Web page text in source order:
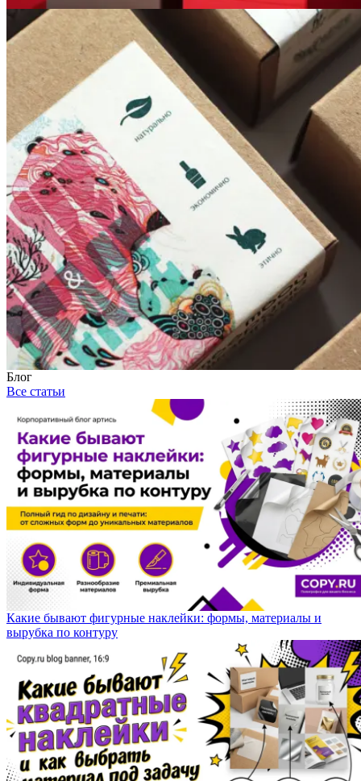
Блог
Все статьи
Какие бывают фигурные наклейки: формы, материалы и
вырубка по контуру